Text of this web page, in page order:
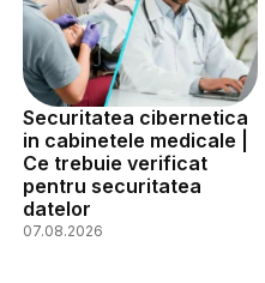
Securitatea cibernetica
in cabinetele medicale |
Ce trebuie verificat
pentru securitatea
datelor
07.08.2026